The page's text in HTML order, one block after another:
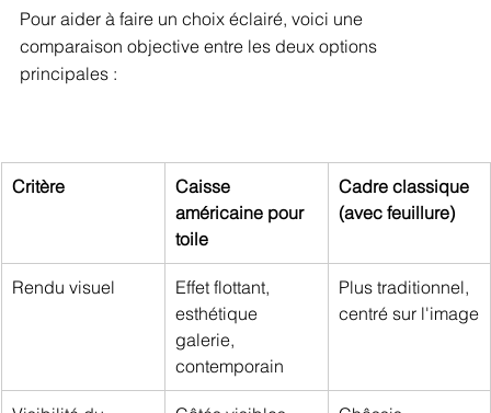
Pour aider à faire un choix éclairé, voici une
comparaison objective entre les deux options
principales :
Critère
Caisse
américaine pour
toile
Cadre classique
(avec feuillure)
Rendu visuel
Effet flottant,
esthétique
galerie,
contemporain
Plus traditionnel,
centré sur l'image